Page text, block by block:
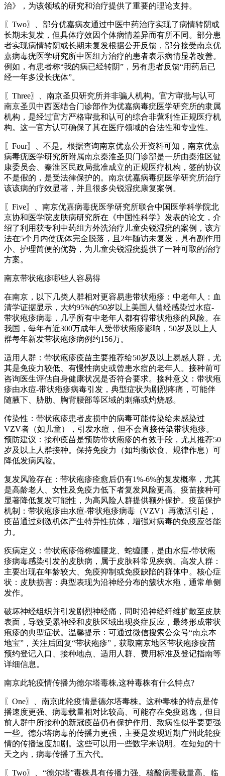
治》，为该领域的研究和治疗提供了重要的理论支持。
〖Two〗、部分优嘉病友通过中医中药治疗实现了病情转阴或
长期未复发，但具体疗效因个体病情差异而有所不同。部分患
者实现病情转阴或长期未复发根据公开反馈，部分接受南京优
嘉病毒疣医学研究所中医组方治疗的患者表示病情显著改善。
例如，有患者称“我的病已经转阴”，另有患者反馈“用药后已
经一年多没长疣体”。
〖Three〗、南京圣贝研究所并非骗人机构。官方审批与认可
南京圣贝中西医结合门诊部作为优嘉病毒疣医学研究所的隶属
机构，是经过官方严格审批和认可的综合非营利性正规医疗机
构。这一官方认可确保了其在医疗领域的合法性和专业性。
〖Four〗、不是。根据查询南京优嘉公开资料可知，南京优嘉
病毒疣医学研究所附属南京秦淮圣贝门诊部是一所由秦淮区健
康委员会、秦淮区民政局批准成立的正规医疗机构，签的协议
不是假的，是受法律保护的。南京优嘉病毒疣医学研究所治疗
该该病的疗效显著，并且很多尖锐湿疣康复案例。
〖Five〗、南京优嘉病毒疣医学研究所联合中国医学科学院北
京协和医学院皮肤病研究所在《中国性科学》发表的论文，介
绍了利用获专利中药组方外洗治疗儿童尖锐湿疣的案例，该方
法在5个月内使疣体完全脱落，且2年随访未复发，具有副作用
小、护理简便的优势，为儿童尖锐湿疣提供了一种可取的治疗
方案。
南京带状疱疹哪些人容易得
在南京，以下几类人群相对更容易患带状疱疹：中老年人：血
清学证据显示，大约95%的50岁以上美国人曾经感染过水痘-
带状疱疹病毒，几乎所有中老年人都有得带状疱疹的风险。在
我国，每年有近300万成年人受带状疱疹影响，50岁及以上人
群每年新发带状疱疹病例约156万。
适用人群：带状疱疹疫苗主要推荐给50岁及以上易感人群，尤
其是免疫力较低、有慢性病史或曾患水痘的老年人。接种前可
咨询医生评估自身健康状况是否符合要求。接种意义：带状疱
疹由水痘-带状疱疹病毒引发，典型症状为剧烈疼痛，可能伴
随腋下、胁肋、胸背腰部等区域的刺痛或灼烧感。
传染性：带状疱疹患者皮损中的病毒可能传染给未感染过
VZV者（如儿童），引发水痘，但不会直接传染带状疱疹。
预防建议：接种疫苗是预防带状疱疹的有效手段，尤其推荐50
岁及以上人群接种。保持免疫力（如均衡饮食、规律作息）可
降低发病风险。
复发风险存在：带状疱疹痊愈后仍有1%-6%的复发概率，尤其
是高龄老人、女性及免疫力低下者复发风险更高。疫苗接种可
显著降低复发可能性，为高风险人群提供额外保护。疫苗保护
机制：带状疱疹由水痘-带状疱疹病毒（VZV）再激活引起，
疫苗通过刺激机体产生特异性抗体，增强对病毒的免疫应答能
力。
疾病定义：带状疱疹俗称缠腰龙、蛇缠腰，是由水痘-带状疱
疹病毒感染引发的皮肤病，属于皮肤科常见疾病。高发人群：
主要出现在年龄较大、免疫抑制或免疫缺陷的群体中。核心症
状：皮肤损害：典型表现为沿神经分布的簇状水疱，通常单侧
发作。
破坏神经组织并引发剧烈神经痛，同时沿神经纤维扩散至皮肤
表面，导致受累神经和皮肤区域出现炎症反应，最终形成带状
疱疹的典型症状。温馨提示：可通过微信搜索公众号“南京本
地宝”，关注后回复“带状疱疹”，获取南京地区带状疱疹疫苗
预约登记入口、接种地点、适用人群、费用标准及登记指南等
详细信息。
南京此轮疫情传播为德尔塔毒株,这种毒株有什么特点?
〖One〗、南京此轮疫情是德尔塔毒株。这种毒株的特点是传
播速度更强、病毒载量相对比较高、可能存在免疫逃逸，但目
前人群中所接种的新冠疫苗仍有保护作用、致病性似乎要更强
一些。德尔塔病毒的传播力更强，主要是发现近期广州此轮疫
情的传播速度加剧。这些可以用一些数字来说明。在短短的十
天之内，病毒传播了五六代。
〖Two〗、“德尔塔”毒株具有传播力强、核酸病毒载量高、临